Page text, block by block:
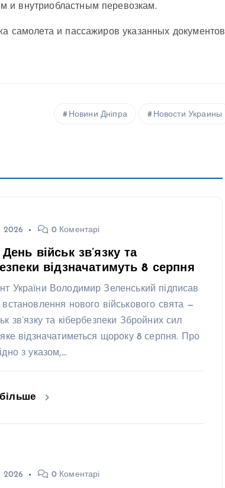
и внутриобластным перевозкам.
самолета и пассажиров указанных документов
Новини Дніпра Новости Украины
2026 0 Коментарі
військ зв’язку та
відзначатимуть 8 серпня
України Володимир Зеленський підписав
встановлення нового військового свята —
зв’язку та кібербезпеки Збройних сил
яке відзначатиметься щороку 8 серпня. Про
з указом,…
2026 0 Коментарі